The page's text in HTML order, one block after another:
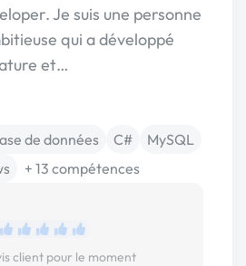
Je suis une personne
qui a développé
et…
de données C#
MySQL
+ 13 compétences
client pour le moment